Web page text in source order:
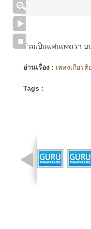
ร่วมเป็นแฟนเพจเรา บ
อ่านเรื่อง : เพลงเกียร
Tags :